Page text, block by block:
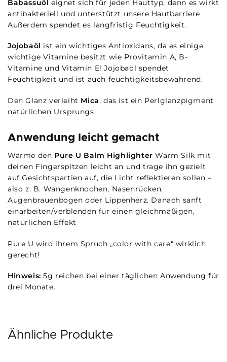
Babassuöl eignet sich für jeden Hauttyp, denn es wirkt
antibakteriell und unterstützt unsere Hautbarriere.
Außerdem spendet es langfristig Feuchtigkeit.
Jojobaöl ist ein wichtiges Antioxidans, da es einige
wichtige Vitamine besitzt wie Provitamin A, B-
Vitamine und Vitamin E! Jojobaöl spendet
Feuchtigkeit und ist auch feuchtigkeitsbewahrend.
Den Glanz verleiht Mica, das ist ein Perlglanzpigment
natürlichen Ursprungs.
Anwendung leicht gemacht
Wärme den Pure U Balm HighlighterWarm Silk mit
deinen Fingerspitzen leicht an und trage ihn gezielt
auf Gesichtspartien auf, die Licht reflektieren sollen –
also z. B. Wangenknochen, Nasenrücken,
Augenbrauenbogen oder Lippenherz. Danach sanft
einarbeiten/verblenden für einen gleichmäßigen,
natürlichen Effekt
Pure U wird ihrem Spruch „color with care“ wirklich
gerecht!
Hinweis:5g reichen bei einer täglichen Anwendung für
drei Monate.
Ähnliche Produkte